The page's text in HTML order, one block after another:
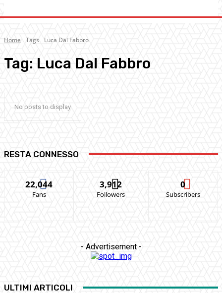
Home Tags Luca Dal Fabbro
Tag: Luca Dal Fabbro
No posts to display
RESTA CONNESSO
22,044
Fans
3,912
Followers
0
Subscribers
- Advertisement -
ULTIMI ARTICOLI